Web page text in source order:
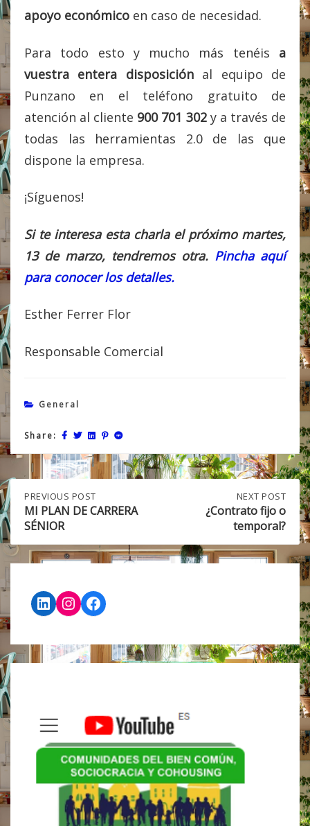
apoyo económico en caso de necesidad.
Para todo esto y mucho más tenéis a
vuestra entera disposiciónal equipo de
Punzano en el teléfono gratuito de
atención al cliente 900 701 302 y a través de
todas las herramientas 2.0 de las que
dispone la empresa.
¡Síguenos!
Si te interesa esta charla el próximo martes,
13 de marzo, tendremos otra. Pincha aquí
para conocer los detalles.
Esther Ferrer Flor
Responsable Comercial
General
Share:
Post
navigation
PREVIOUS
POST:
MI
PLAN
DE
CARRERA
PREVIOUS POST
MI PLAN DE CARRERA
SÉNIOR
¿CONTRATO
O
TEMPORAL?
NEXT POST
¿Contrato fijo o
temporal?
LinkedIn
Instagram
Facebook